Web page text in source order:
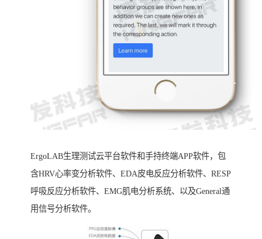
ErgoLAB生理测试云平台软件和手持终端APP软件，包
含HRV心率变分析软件、EDA皮电反应分析软件、RESP
呼吸反应分析软件、EMG肌电分析系统、以及General通
用信号分析软件。